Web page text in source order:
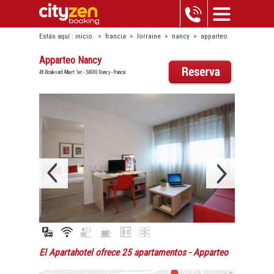
Estás aquí : inicio > francia > lorraine > nancy > apparteo
nancy
Apparteo Nancy
48 Boulevard Albert 1er - 54000 Nancy - Francia
El Apartahotel ofrece 25 apartamentos- Apparteo